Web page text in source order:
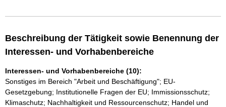
Beschreibung der Tätigkeit sowie Benennung der
Interessen- und Vorhabenbereiche
Interessen- und Vorhabenbereiche (10):
Sonstiges im Bereich "Arbeit und Beschäftigung"; EU-
Gesetzgebung; Institutionelle Fragen der EU; Immissionsschutz;
Klimaschutz; Nachhaltigkeit und Ressourcenschutz; Handel und